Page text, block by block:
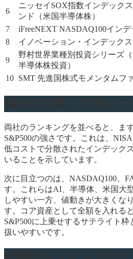
6
ニッセイSOX指数インデック
ンド（米国半導体株）
7 iFreeNEXT NASDAQ100インデ
8
イノベーション・インデック
9
野村世界業種別投資シリーズ
半導体株投資）
10 SMT 先進国株式モメンタムフ
両社のランキングを並べると、ま
S&P500の強さです。これは、
低コストで分散されたインデック
いることを示しています。
次に目立つのは、NASDAQ100、
す。これらはAI、半導体、米国大
しやすい一方、値動きが大きくな
す。コア資産として全額を入れる
S&P500に上乗せするサテライト
扱いやすいです。